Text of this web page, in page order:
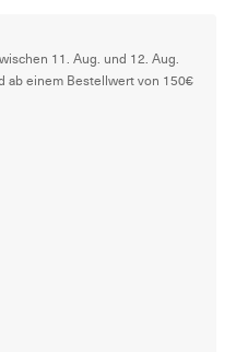
11. Aug. und 12. Aug.
ab einem Bestellwert von 150€